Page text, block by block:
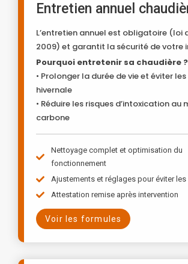
Entretien annuel
L’entretien annuel est obligatoire (loi
2009) et garantit la sécurité de votre
Pourquoi entretenir sa chaudière ?
• Prolonger la durée de vie et éviter
hivernale
• Réduire les risques d’intoxication au
carbone
Nettoyage complet et optimisation du
fonctionnement
Ajustements et réglages pour éviter les
Attestation remise après intervention
Voir les formules